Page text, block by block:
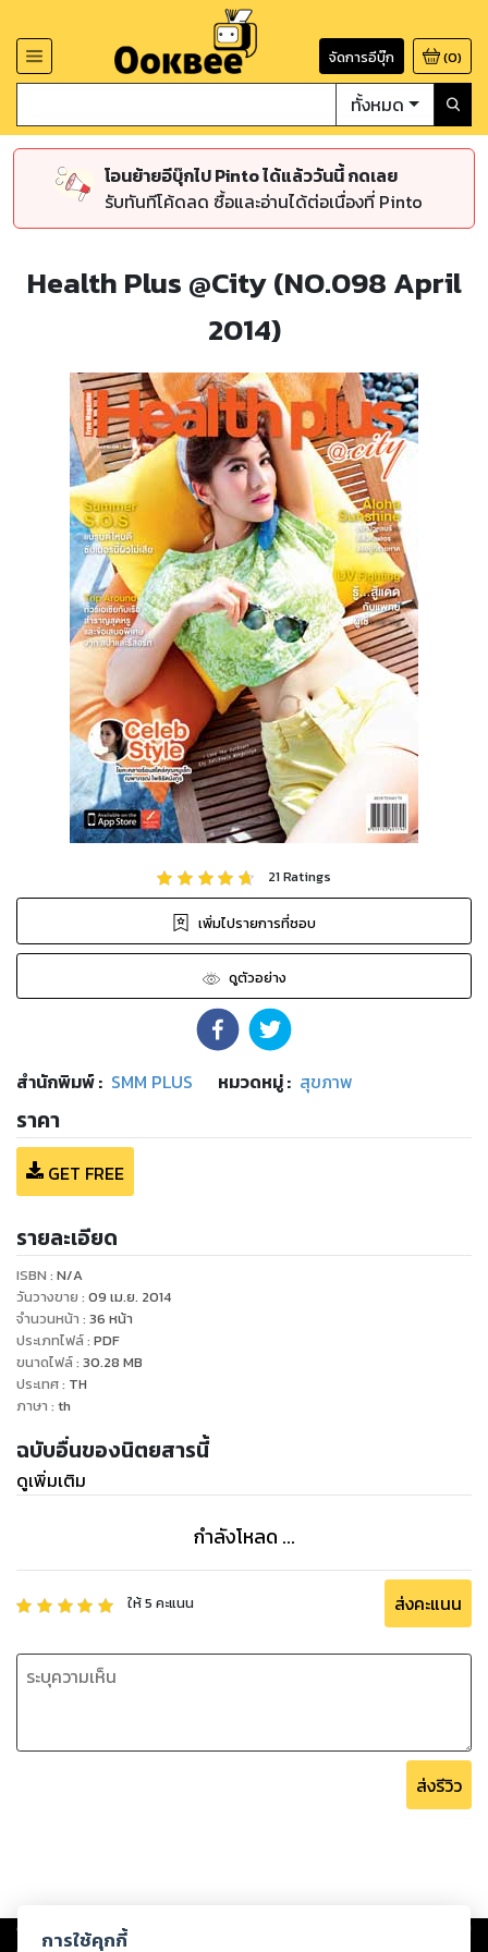
จัดการอีบุ๊ก (0)
ทั้งหมด
โอนย้ายอีบุ๊กไป Pinto ได้แล้ววันนี้ กดเลย
รับทันทีโค้ดลด ซื้อและอ่านได้ต่อเนื่องที่ Pinto
Health Plus @City (NO.098 April
2014)
21Ratings
เพิ่มไปรายการที่ชอบ
ดูตัวอย่าง
สำนักพิมพ์: SMM PLUS หมวดหมู่: สุขภาพ
ราคา
GET FREE
รายละเอียด
ISBN : N/A
วันวางขาย : 09 เม.ย. 2014
จำนวนหน้า : 36 หน้า
ประเภทไฟล์: PDF
ขนาดไฟล์: 30.28 MB
ประเทศ: TH
ภาษา : th
ฉบับอื่นของนิตยสารนี้
ดูเพิ่มเติม
กำลังโหลด ...
ให้5 คะแนน ส่งคะแนน
ส่งรีวิว
Copyright © 2026
การใช้คุกกี้